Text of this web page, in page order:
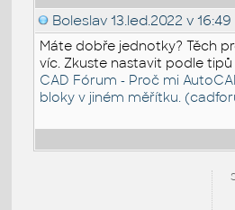
Boleslav 13.led.2022 v 16:49
Máte dobře jednotky? Těch
víc. Zkuste nastavit podle tipů
CAD Fórum - Proč mi
bloky v jiném měřítku.